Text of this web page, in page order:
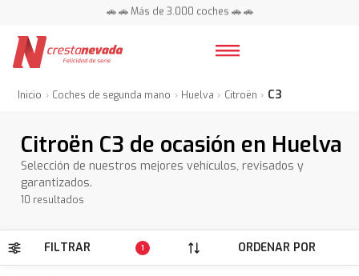
🚗 🚗 Más de 3.000 coches 🚗 🚗
Inicio Coches de segunda mano Huelva Citroën C3
Citroën C3 de ocasión en Huelva
Selección de nuestros mejores vehículos, revisados y
garantizados.
10 resultados
FILTRAR 1 ORDENAR POR